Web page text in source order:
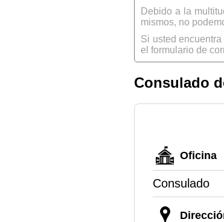
Debido a la
mismos, no
Si usted
el formulario de
Consulado
Oficina
Consulado